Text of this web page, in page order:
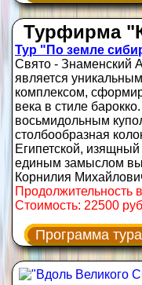
Турфирма
Тур "По земле
Свято - Знаменский
является
комплексом,
века в стиле
восьмидольным
столбообразная
Египетской,
единым замыслом
Корнилия
Продолжительность
Стоимость: 22500
Программа